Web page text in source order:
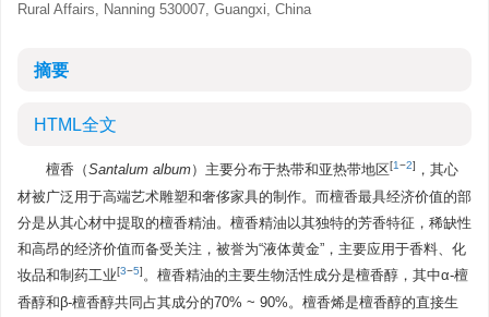
Rural Affairs, Nanning 530007, Guangxi, China
摘要
HTML全文
檀香（Santalum album）主要分布于热带和亚热带地区[1−2] ，其心
材被广泛用于高端艺术雕塑和奢侈家具的制作。而檀香最具经济价值的部
分是从其心材中提取的檀香精油。檀香精油以其独特的芳香特征，稀缺性
和高昂的经济价值而备受关注，被誉为“液体黄金”，主要应用于香料、化
妆品和制药工业[3−5]。檀香精油的主要生物活性成分是檀香醇，其中α-檀
香醇和β-檀香醇共同占其成分的70% ~ 90%。檀香烯是檀香醇的直接生